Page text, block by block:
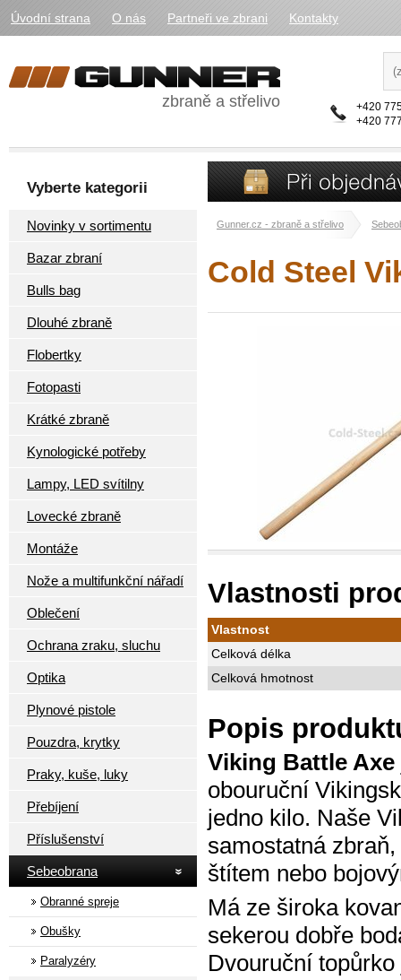
Úvodní strana O nás Partneři ve zbrani Kontakty
zbraně a střelivo
+420
+420
Vyberte kategorii
Novinky v sortimentu
Bazar zbraní
Bulls bag
Dlouhé zbraně
Flobertky
Fotopasti
Krátké zbraně
Kynologické potřeby
Lampy, LED svítilny
Lovecké zbraně
Montáže
Nože a multifunkční nářadí
Oblečení
Ochrana zraku, sluchu
Optika
Plynové pistole
Pouzdra, krytky
Praky, kuše, luky
Přebíjení
Příslušenství
Sebeobrana
Obranné spreje
Obušky
Paralyzéry
Gunner.cz - zbraně a střelivo
Cold Steel
Vlastnosti
Vlastnost
Celková délka
Celková hmotnost
Popis
Viking Battle Axe
obouruční
jedno kilo. Naše
samostatná
štítem nebo
Má ze široka
sekerou dobře
Dvouruční